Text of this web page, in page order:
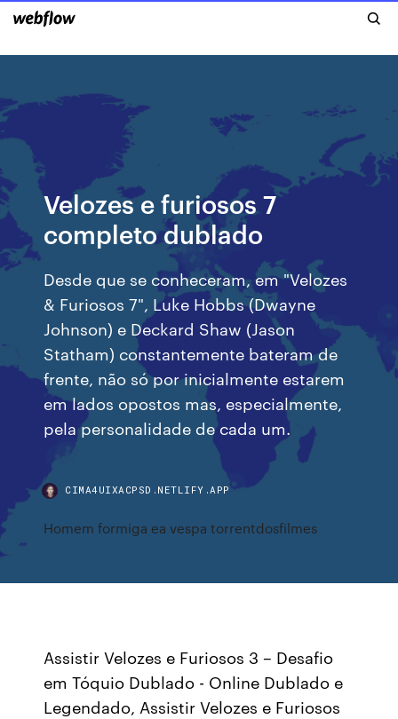
Velozes e furiosos 7
completo dublado
Desde que se conheceram, em "Velozes
& Furiosos 7", Luke Hobbs (Dwayne
Johnson) e Deckard Shaw (Jason
Statham) constantemente bateram de
frente, não só por inicialmente estarem
em lados opostos mas, especialmente,
pela personalidade de cada um.
CIMA4UIXACPSD.NETLIFY.APP
Homem formiga ea vespa torrentdosfilmes
Assistir Velozes e Furiosos 3 – Desafio
em Tóquio Dublado - Online Dublado e
Legendado, Assistir Velozes e Furiosos